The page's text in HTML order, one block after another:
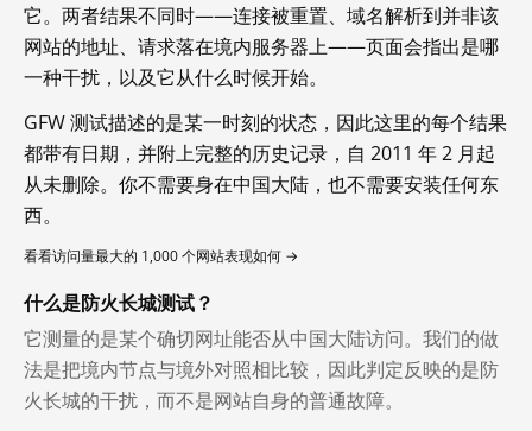
它。两者结果不同时——连接被重置、域名解析到并非该
网站的地址、请求落在境内服务器上——页面会指出是哪
一种干扰，以及它从什么时候开始。
GFW 测试描述的是某一时刻的状态，因此这里的每个结果
都带有日期，并附上完整的历史记录，自 2011 年 2 月起
从未删除。你不需要身在中国大陆，也不需要安装任何东
西。
看看访问量最大的 1,000 个网站表现如何 →
什么是防火长城测试？
它测量的是某个确切网址能否从中国大陆访问。我们的做
法是把境内节点与境外对照相比较，因此判定反映的是防
火长城的干扰，而不是网站自身的普通故障。